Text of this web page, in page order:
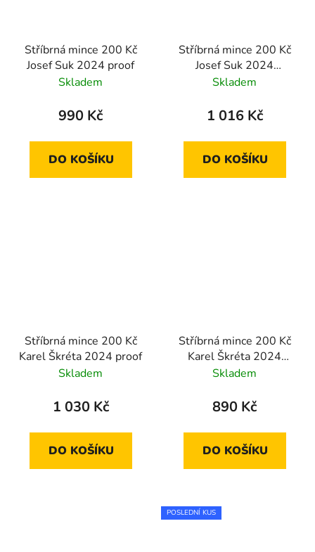
Stříbrná mince 200 Kč
Josef Suk 2024 proof
Skladem
990 Kč
DO KOŠÍKU
Stříbrná mince 200 Kč
Josef Suk 2024
standard
Skladem
1 016 Kč
DO KOŠÍKU
Stříbrná mince 200 Kč
Karel Škréta 2024 proof
Skladem
1 030 Kč
DO KOŠÍKU
Stříbrná mince 200 Kč
Karel Škréta 2024
standard
Skladem
890 Kč
DO KOŠÍKU
POSLEDNÍ KUS